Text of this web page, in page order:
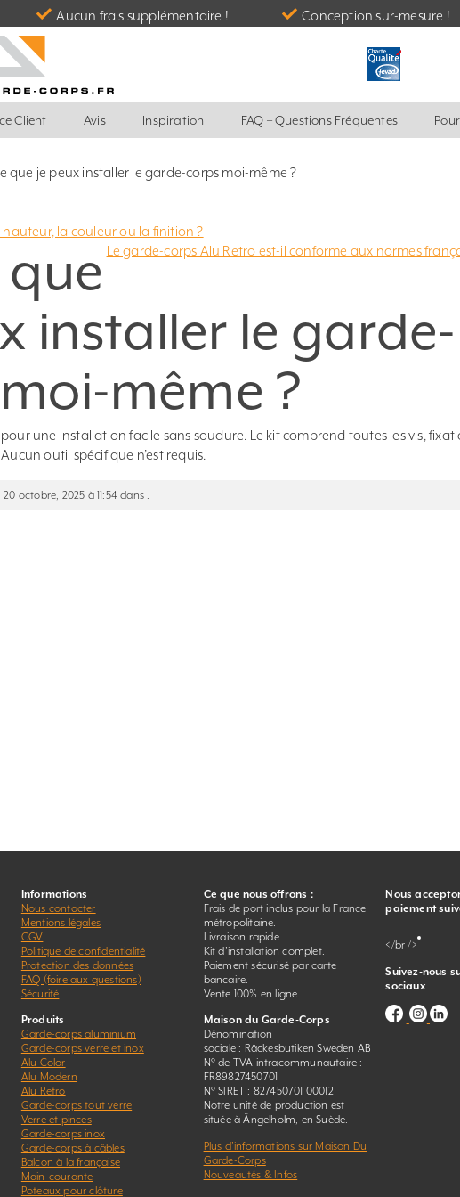
Aucun frais supplémentaire ! Conception sur-mesure !
Client Avis Inspiration FAQ – Questions Fréquentes
que je peux installer le garde-corps moi-même ?
hauteur, la couleur ou la finition ?
Le garde-corps Alu Retro est-il conforme aux normes
que
installer le garde-
même ?
une installation facile sans soudure. Le kit comprend toutes les vis,
outil spécifique n’est requis.
octobre, 2025 à 11:54 dans .
Informations
Nous contacter
Mentions légales
CGV
Politique de confidentialité
Protection des données
FAQ (foire aux questions)
Sécurité
Produits
Garde-corps aluminium
Garde-corps verre et inox
Alu Color
Alu Modern
Alu Retro
Garde-corps tout verre
Verre et pinces
Garde-corps inox
Garde-corps à câbles
Balcon à la française
Main-courante
Poteaux pour clôture
Ce que nous offrons :
Frais de port inclus pour la France
métropolitaine.
Livraison rapide.
Kit d’installation complet.
Paiement sécurisé par carte
bancaire.
Vente 100% en ligne.
Maison du Garde-Corps
Dénomination
sociale : Räckesbutiken Sweden AB
N° de TVA intracommunautaire :
FR89827450701
N° SIRET : 827450701 00012
Notre unité de production est
située à Ängelholm, en Suède.
Plus d’informations sur Maison Du
Garde-Corps
Nouveautés & Infos
Nous
paiement
</br />
Suivez-nous
sociaux